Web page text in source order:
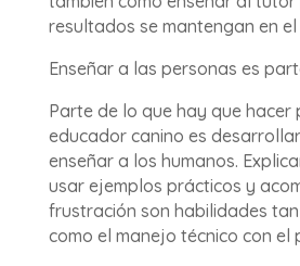
resultados se mantengan en el
Enseñar a las personas es
Parte de lo que hay que hacer
educador canino es
enseñar a los humanos.
usar ejemplos prácticos y
frustración son habilidades
como el manejo técnico con el